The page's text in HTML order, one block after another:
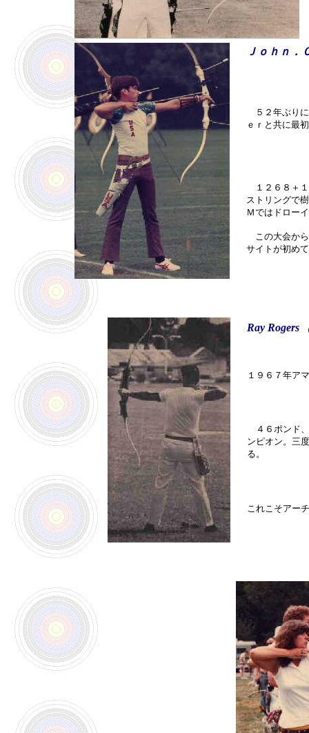
Ｊｏｈｎ．
５２年ぶりに
ｅｒと共に最
１２６８＋１
ストリングで
Ｍではドロー
この大会から
サイトが初め
Ray Rogers
１９６７年ア
４６ポンド
ンピオン。三
る。
これこそアー